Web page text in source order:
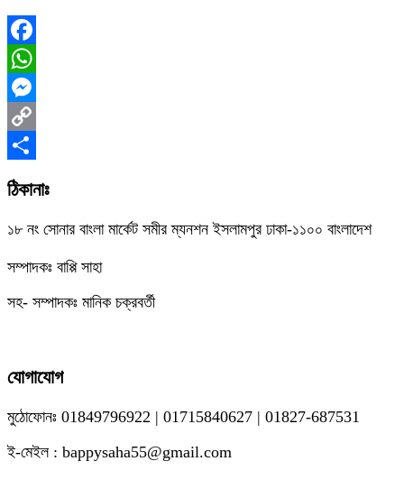
Facebook
WhatsApp
Messenger
Copy
Link
Share
ঠিকানাঃ
১৮ নং সোনার বাংলা মার্কেট সমীর ম্যনশন ইসলামপুর ঢাকা-১১০০ বাংলাদেশ
সম্পাদকঃ বাপ্পি সাহা
সহ- সম্পাদকঃ মানিক চক্রবর্তী
যোগাযোগ
মুঠোফোনঃ 01849796922 | 01715840627 | 01827-687531
ই-মেইল : bappysaha55@gmail.com